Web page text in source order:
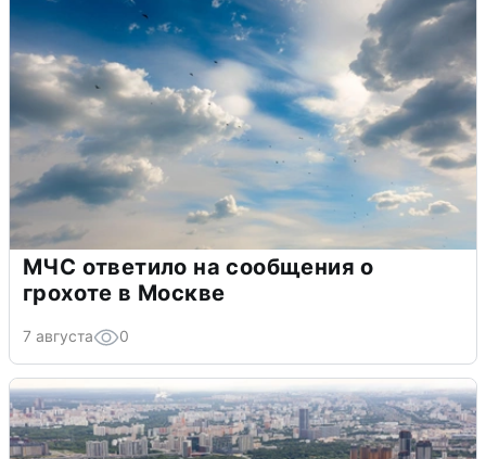
МЧС ответило на сообщения о
грохоте в Москве
7 августа 0